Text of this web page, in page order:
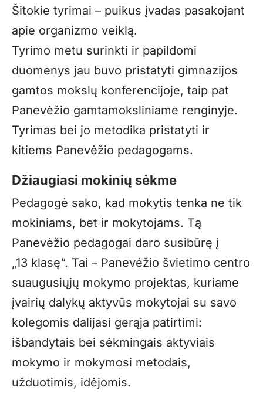
Šitokie tyrimai – puikus įvadas pasakojant
apie organizmo veiklą.
Tyrimo metu surinkti ir papildomi
duomenys jau buvo pristatyti gimnazijos
gamtos mokslų konferencijoje, taip pat
Panevėžio gamtamoksliniame renginyje.
Tyrimas bei jo metodika pristatyti ir
kitiems Panevėžio pedagogams.
Džiaugiasi mokinių sėkme
Pedagogė sako, kad mokytis tenka ne tik
mokiniams, bet ir mokytojams. Tą
Panevėžio pedagogai daro susibūrę į
„13 klasę“. Tai – Panevėžio švietimo centro
suaugusiųjų mokymo projektas, kuriame
įvairių dalykų aktyvūs mokytojai su savo
kolegomis dalijasi gerąja patirtimi:
išbandytais bei sėkmingais aktyviais
mokymo ir mokymosi metodais,
užduotimis, idėjomis.